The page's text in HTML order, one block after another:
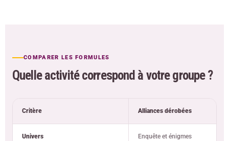
COMPARER LES FORMULES
Quelle activité correspond à votre groupe ?
Critère Alliances dérobées
Univers Enquête et énigmes